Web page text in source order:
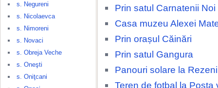
s. Negureni
s. Nicolaevca
s. Nimoreni
s. Novaci
s. Obreja Veche
s. Oneşti
s. Oniţcani
Prin satul Carnatenii Noi
Casa muzeu Alexei
Prin orașul Căinări
Prin satul Gangura
Panouri solare la Rezeni
Teren de fotbal la Poșta